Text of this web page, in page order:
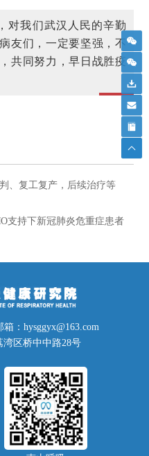
对我们武汉人民的辛勤
友们，一定要坚强，不
共同努力，早日战胜疫
、复工复产，后续治疗等
支持下新冠肺炎危重症患者
：hysggyx@163.com
区桥中中路28号